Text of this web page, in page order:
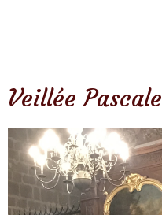
Veillée Pascale